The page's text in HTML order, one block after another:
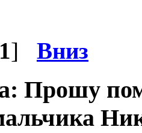
1] Вниз
Прошу